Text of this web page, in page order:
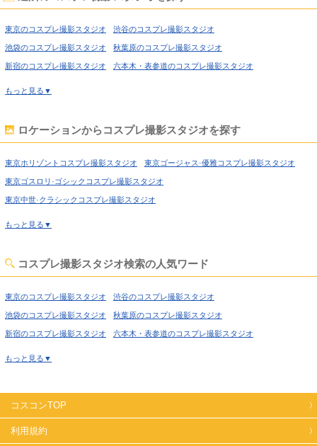
東京のコスプレ撮影スタジオ 渋谷のコスプレ撮影スタジオ
池袋のコスプレ撮影スタジオ 秋葉原のコスプレ撮影スタジオ
新宿のコスプレ撮影スタジオ 六本木・表参道のコスプレ撮影スタジオ
日暮里のコスプレ撮影スタジオ 日本橋のコスプレ撮影スタジオ
飯田橋のコスプレ撮影スタジオ 北千住のコスプレ撮影スタジオ
世田谷のコスプレ撮影スタジオ 田園調布のコスプレ撮影スタジオ
小岩のコスプレ撮影スタジオ
もっと見る▼
ロケーションからコスプレ撮影スタジオを探す
東京ホリゾントコスプレ撮影スタジオ 東京ゴージャス·優雅コスプレ撮影スタジオ
東京ゴスロリ·ゴシックコスプレ撮影スタジオ
東京中世·クラシックコスプレ撮影スタジオ
東京猫足·バスタブコスプレ撮影スタジオ
東京屋上·バルコニーコスプレ撮影スタジオ
東京アイドルステージコスプレ撮影スタジオ 東京廃墟·工場跡コスプレ撮影スタジオ
東京大正ロマン·昭和レトロコスプレ撮影スタジオ
東京カフェ·レストラン·バーコスプレ撮影スタジオ
東京病院·保健室コスプレ撮影スタジオ 東京オフィス·社長室コスプレ撮影スタジオ
もっと見る▼
コスプレ撮影スタジオ検索の人気ワード
東京のコスプレ撮影スタジオ 渋谷のコスプレ撮影スタジオ
池袋のコスプレ撮影スタジオ 秋葉原のコスプレ撮影スタジオ
新宿のコスプレ撮影スタジオ 六本木・表参道のコスプレ撮影スタジオ
上野のコスプレ撮影スタジオ
日暮里のコスプレ撮影スタジオ
飯田橋のコスプレ撮影スタジオ 北千住のコスプレ撮影スタジオ
もっと見る▼
コスコンTOP
利用規約